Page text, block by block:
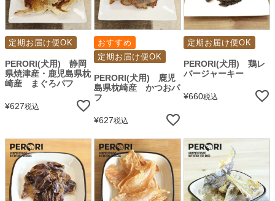
定期お届け便OK
PERORI(犬用) 静岡
県焼津産・鹿児島県枕
崎産 まぐろパフ
¥627税込
おすすめ
定期お届け便OK
PERORI(犬用) 鹿児
島県枕崎産 かつおパ
フ
¥627税込
定期お届け便OK
PERORI(犬用) 鶏レ
バージャーキー
¥660税込